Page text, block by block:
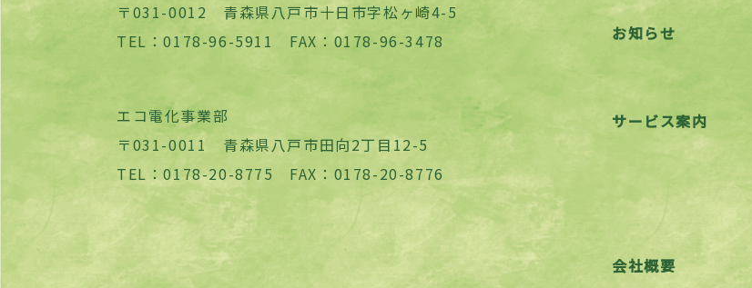
〒031-0012 青森県八戸市十日市字松ヶ崎4-5
TEL：0178-96-5911 FAX：0178-96-3478
エコ電化事業部
〒031-0011 青森県八戸市田向2丁目12-5
TEL：0178-20-8775 FAX：0178-20-8776
お知らせ
サービス案内
会社概要